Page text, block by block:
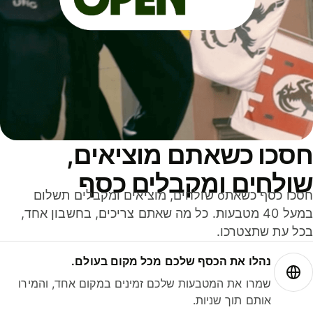
כשאתם מוציאים,
ומקבלים כסף
חסכו כסף כשאתo שולחים, מוציאים ומקבלים תשלום
במעל 40 מטבעות. כל מה שאתם צריכים, בחשבון אחד,
עת שתצטרכו.
נהלו את הכסף שלכם מכל מקום בעולם.
שמרו את המטבעות שלכם זמינים במקום אחד, והמירו
אותם תוך שניות.